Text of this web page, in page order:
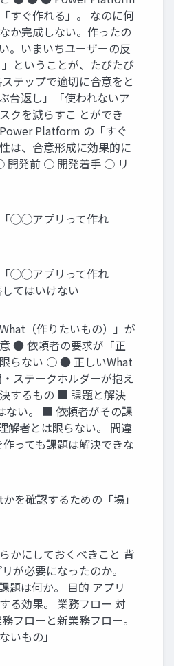
すぐ作れる」。 なのに何
か完成しない。作ったの
。いまいちユーザーの反
ということが、たびたび
テップで適切に合意をと
台返し」「使われないア
クを減らすこ とができ
Platform の「すぐ
は、合意形成に効果的に
開発前 ○ 開発着手 ○ リ
「◯◯アプリって作れ
「◯◯アプリって作れ
てはいけない
（作りたいもの）」が
● 依頼者の要求が「正
限らない ○ ● 正しいWhat
ステークホルダーが抱え
するもの ■ 課題と解決
ない。 ■ 依頼者がその課
解者とは限らない。 間違
っても課題は解決できな
を確認するための「場」
かにしておくべきこと 背
が必要になったのか。
題は何か。 目的 アプリ
る効果。 業務フロー 対
フローと新業務フロー。
いもの」